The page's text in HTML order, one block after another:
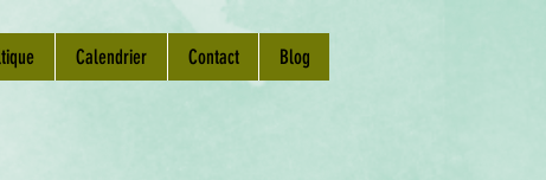
Calendrier Contact Blog